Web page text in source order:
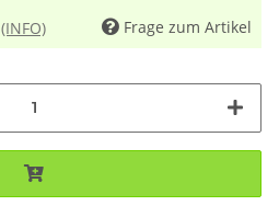
(INFO) Frage zum Artikel